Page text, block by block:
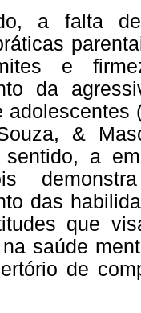
a falta
e
da
adolescentes
&
sentido, a
das
que
saúde
de